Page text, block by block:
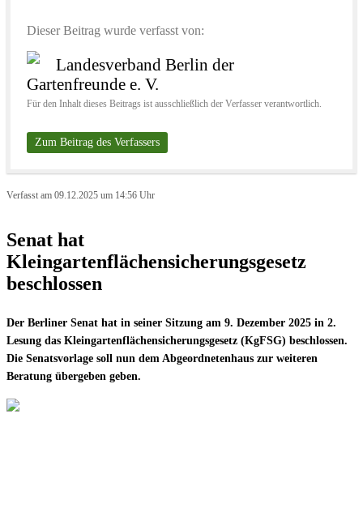
Dieser Beitrag wurde verfasst von:
Landesverband Berlin der
Gartenfreunde e. V.
Für den Inhalt dieses Beitrags ist ausschließlich der Verfasser verantwortlich.
Zum Beitrag des Verfassers
Verfasst am 09.12.2025 um 14:56 Uhr
Senat hat
Kleingartenflächensicherungsgesetz
beschlossen
Der Berliner Senat hat in seiner Sitzung am 9. Dezember 2025 in 2.
Lesung das Kleingartenflächensicherungsgesetz (KgFSG) beschlossen.
Die Senatsvorlage soll nun dem Abgeordnetenhaus zur weiteren
Beratung übergeben geben.